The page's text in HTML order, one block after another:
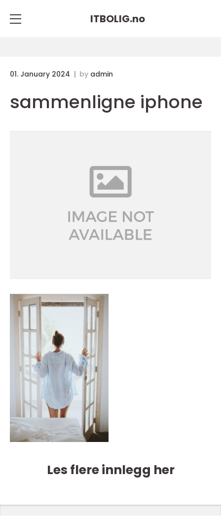
ITBOLIG.no
01. January 2024 by admin
sammenligne iphone
Les flere innlegg her